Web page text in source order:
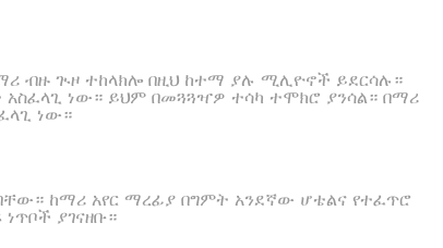
ብዙ ጒዞ ተከላክሎ በዚህ ከተማ ያሉ ሚሊዮኖች ይደርሳሉ።
ነው። ይህም በመጓጓዣዎ ተሳካ ተሞክሮ ያንሳል። በማሪ
ነው።
ከማሪ አየር ማረፊያ በግምት አንደኛው ሆቴልና የተፈጥሮ
ያገናዘቡ።